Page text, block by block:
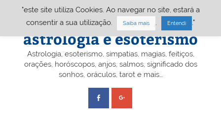
Portal A&E – Portal
astrologia e esoterismo
Astrologia, esoterismo, simpatias, magias, feitiços,
orações, horóscopos, anjos, salmos, significado dos
sonhos, oráculos, tarot e mais…
"este site utiliza Cookies. Ao navegar no site, estará a
consentir a sua utilização.
Saiba mais Entendi ."